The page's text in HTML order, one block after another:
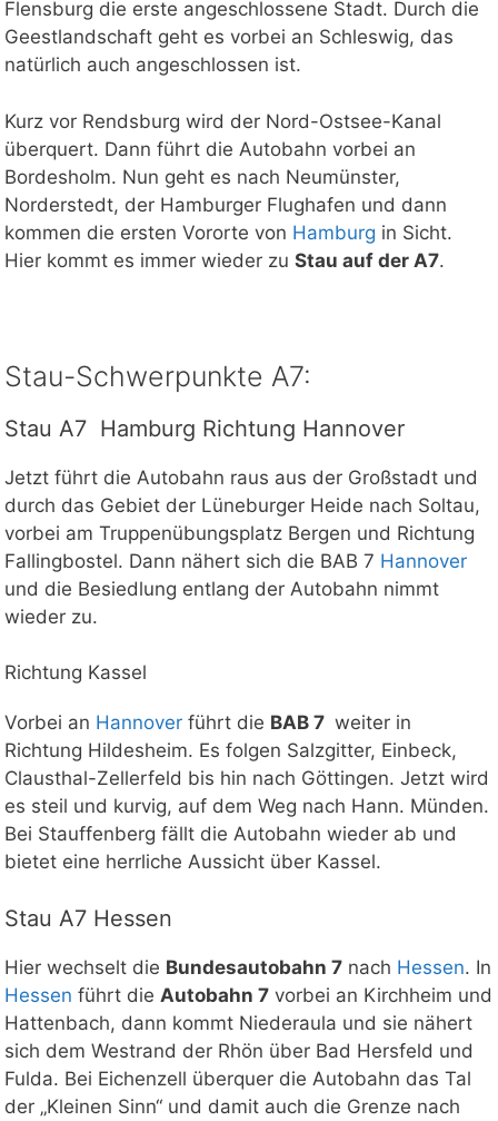
Flensburg die erste angeschlossene Stadt. Durch die
Geestlandschaft geht es vorbei an Schleswig, das
natürlich auch angeschlossen ist.
Kurz vor Rendsburg wird der Nord-Ostsee-Kanal
überquert. Dann führt die Autobahn vorbei an
Bordesholm. Nun geht es nach Neumünster,
Norderstedt, der Hamburger Flughafen und dann
kommen die ersten Vororte von Hamburg in Sicht.
Hier kommt es immer wieder zu Stau auf der A7.
Stau-Schwerpunkte A7:
Stau A7 Hamburg Richtung Hannover
Jetzt führt die Autobahn raus aus der Großstadt und
durch das Gebiet der Lüneburger Heide nach Soltau,
vorbei am Truppenübungsplatz Bergen und Richtung
Fallingbostel. Dann nähert sich die BAB 7 Hannover
und die Besiedlung entlang der Autobahn nimmt
wieder zu.
Richtung Kassel
Vorbei an Hannover führt die BAB 7 weiter in
Richtung Hildesheim. Es folgen Salzgitter, Einbeck,
Clausthal-Zellerfeld bis hin nach Göttingen. Jetzt wird
es steil und kurvig, auf dem Weg nach Hann. Münden.
Bei Stauffenberg fällt die Autobahn wieder ab und
bietet eine herrliche Aussicht über Kassel.
Stau A7 Hessen
Hier wechselt die Bundesautobahn 7 nach Hessen. In
Hessen führt die Autobahn 7 vorbei an Kirchheim und
Hattenbach, dann kommt Niederaula und sie nähert
sich dem Westrand der Rhön über Bad Hersfeld und
Fulda. Bei Eichenzell überquer die Autobahn das Tal
der „Kleinen Sinn“ und damit auch die Grenze nach